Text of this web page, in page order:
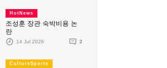
HotNews
조성훈 장관 숙박비용 논
란
14 Jul 2026 2
CultureSports